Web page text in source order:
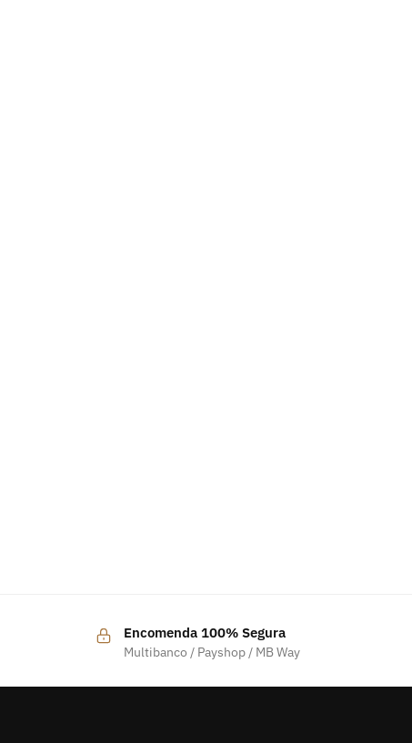
Encomenda 100% Segura
Multibanco / Payshop / MB Way